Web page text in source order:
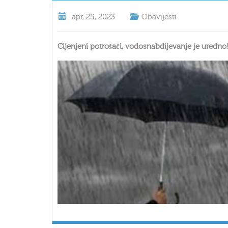
. apr, 25, 2023 Obavijesti
Cijenjeni potrošači, vodosnabdijevanje je uredno!